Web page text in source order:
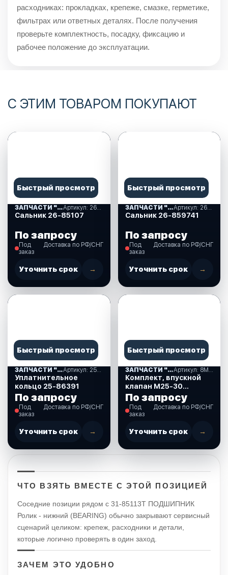
расходниках: прокладках, крепеже, смазке, герметике,
фильтрах или ответных деталях. После получения
проверьте комплектность, посадку, фиксацию и
рабочее положение до эксплуатации.
С ЭТИМ ТОВАРОМ ПОКУПАЮТ
Быстрый просмотр
ЗАПЧАСТИ "MERCURY-25" США (05)
Сальник 26-85107
По запросу
Под
заказ
Доставка по РФ/СНГ
Уточнить срок →
Быстрый просмотр
ЗАПЧАСТИ "MERCURY-25" США (05) Артикул: 26-859741
Сальник 26-859741
По запросу
Под
заказ
Доставка по РФ/СНГ
Уточнить срок →
Быстрый просмотр
ЗАПЧАСТИ "MERCURY-25" США (05)
Уплатнительное
кольцо 25-86391
По запросу
Под
заказ
Доставка по РФ/СНГ
Уточнить срок →
Быстрый просмотр
ЗАПЧАСТИ "MERCURY-25" США (05)
Комплект, впускной
клапан М25-30
(8M0079161)
По запросу
Под
заказ
Доставка по РФ/СНГ
Уточнить срок →
ЧТО ВЗЯТЬ ВМЕСТЕ С ЭТОЙ ПОЗИЦИЕЙ
Соседние позиции рядом с 31-85113T ПОДШИПНИК
Ролик - нижний (BEARING) обычно закрывают сервисный
сценарий целиком: крепеж, расходники и детали,
которые логично проверять в один заход.
ЗАЧЕМ ЭТО УДОБНО